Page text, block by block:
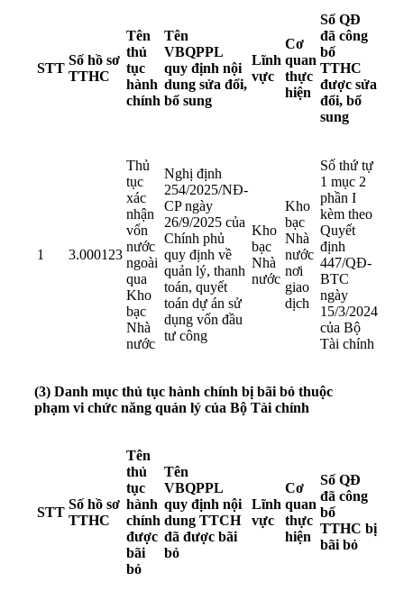
STT
Số hồ sơ
TTHC
Tên
thủ
tục
hành
chính
Tên
VBQPPL
quy định nội
dung sửa đổi,
bổ sung
Lĩnh
vực
Cơ
quan
thực
hiện
Số QĐ
đã công
bố
TTHC
được sửa
đổi, bổ
sung
1 3.000123
Thủ
tục
xác
nhận
vốn
nước
ngoài
qua
Kho
bạc
Nhà
nước
Nghị định
254/2025/NĐ-
CPngày
26/9/2025 của
Chính phủ
quy định về
quản lý, thanh
toán, quyết
toán dự án sử
dụng vốn đầu
tư công
Kho
bạc
Nhà
nước
Kho
bạc
Nhà
nước
nơi
giao
dịch
Số thứ tự
1 mục 2
phần I
kèm theo
Quyết
định
447/QĐ-
BTC
ngày
15/3/2024
của Bộ
Tài chính
(3) Danh mục thủ tục hành chính bị bãi bỏ thuộc
phạm vi chức năng quản lý của Bộ Tài chính
STT
Số hồ sơ
TTHC
Tên
thủ
tục
hành
chính
được
bãi
bỏ
Tên
VBQPPL
quy định nội
dung TTCH
đã được bãi
bỏ
Lĩnh
vực
Cơ
quan
thực
hiện
Số QĐ
đã công
bố
TTHC bị
bãi bỏ